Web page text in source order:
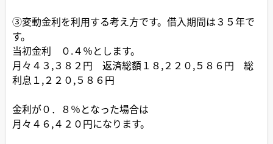
③変動金利を利用する考え方です。借入期間は３５年で
す。
当初金利 ０.４％とします。
月々４３,３８２円 返済総額１８,２２０,５８６円 総
利息１,２２０,５８６円
金利が０．８％となった場合は
月々４６,４２０円になります。